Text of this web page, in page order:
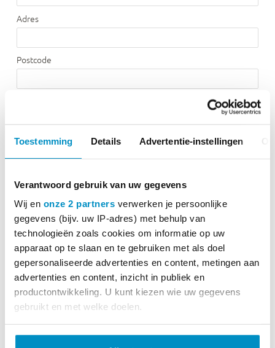
Toestemming Details Advertentie-instellingen
Verantwoord gebruik van uw gegevens
Wij en onze 2 partners verwerken je persoonlijke
gegevens (bijv. uw IP-adres) met behulp van
technologieën zoals cookies om informatie op uw
apparaat op te slaan en te gebruiken met als doel
gepersonaliseerde advertenties en content, metingen aan
advertenties en content, inzicht in publiek en
productontwikkeling. U kunt kiezen wie uw gegevens
gebruikt en met welke doelen.
Lees meer over hoe uw persoonlijke gegevens worden
Adres
Postcode
Vragen/extra informatie (optioneel)
Afwijkend factuuradres
BESTELLING PLAATSEN